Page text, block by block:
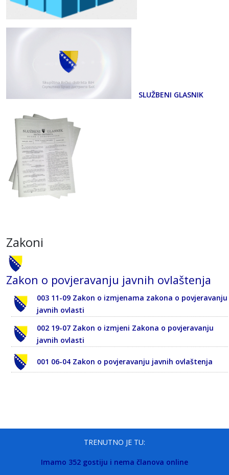
SLUŽBENI GLASNIK
Zakoni
Zakon o povjeravanju javnih ovlaštenja
003 11-09 Zakon o izmjenama zakona o povjeravanju
javnih ovlasti
002 19-07 Zakon o izmjeni Zakona o povjeravanju
javnih ovlasti
001 06-04 Zakon o povjeravanju javnih ovlaštenja
TRENUTNO JE TU:
Imamo 352 gostiju i nema članova online